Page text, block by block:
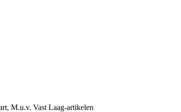
M.u.v. Vast Laag-artikelen